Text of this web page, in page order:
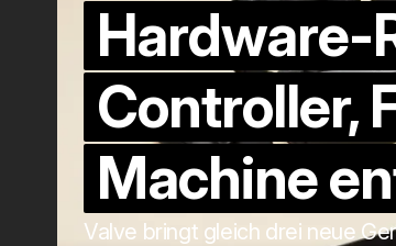
Hardware-
Controller,
Machine
Valve bringt gleich drei neue